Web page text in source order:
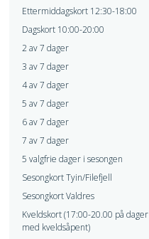
Ettermiddagskort 12:30-18:00
Dagskort 10:00-20:00
2 av 7 dager
3 av 7 dager
4 av 7 dager
5 av 7 dager
6 av 7 dager
7 av 7 dager
5 valgfrie dager i sesongen
Sesongkort Tyin/Filefjell
Sesongkort Valdres
Kveldskort (17:00-20.00 på dager
med kveldsåpent)